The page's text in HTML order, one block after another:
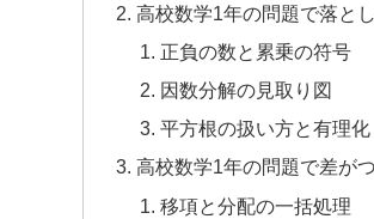
高校数学1年の問題で落と
正負の数と累乗の符号
因数分解の見取り図
平方根の扱い方と有理化
高校数学1年の問題で差が
移項と分配の一括処理